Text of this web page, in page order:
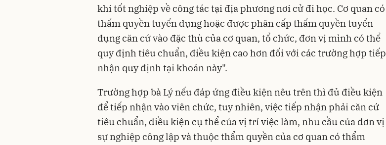
khi tốt nghiệp về công tác tại địa phương nơi cử đi học. Cơ quan có
thẩm quyền tuyển dụng hoặc được phân cấp thẩm quyền tuyển
dụng căn cứ vào đặc thù của cơ quan, tổ chức, đơn vị mình có thể
quy định tiêu chuẩn, điều kiện cao hơn đối với các trường hợp tiếp
nhận quy định tại khoản này".
Trường hợp bà Lý nếu đáp ứng điều kiện nêu trên thì đủ điều kiện
để tiếp nhận vào viên chức, tuy nhiên, việc tiếp nhận phải căn cứ
tiêu chuẩn, điều kiện cụ thể của vị trí việc làm, nhu cầu của đơn vị
sự nghiệp công lập và thuộc thẩm quyền của cơ quan có thẩm